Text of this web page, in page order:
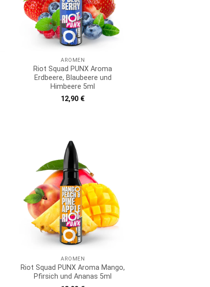
AROMEN
Riot Squad PUNX Aroma
Erdbeere, Blaubeere und
Himbeere 5ml
12,90 €
AROMEN
Riot Squad PUNX Aroma Mango,
Pfirsich und Ananas 5ml